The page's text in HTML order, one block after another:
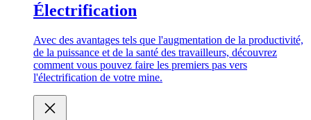
Électrification
Avec des avantages tels que l'augmentation de la productivité,
de la puissance et de la santé des travailleurs, découvrez
comment vous pouvez faire les premiers pas vers
l'électrification de votre mine.